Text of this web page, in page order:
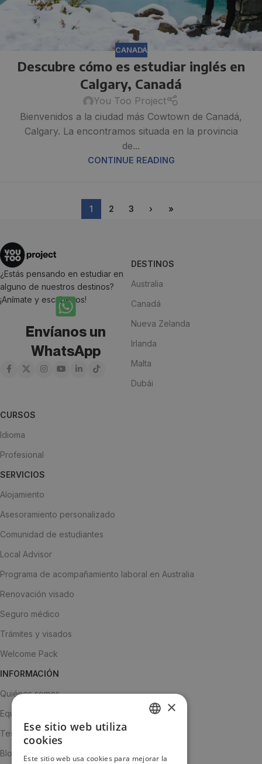
CANADÁ
Descubre cómo es estudiar inglés en
Calgary, Canadá
You Too Project
Bienvenidos a la ciudad más Cowtown de Canadá,
Calgary. La encontramos situada en la provincia
de...
CONTINUE READING
1 2 3 › »
¿Estás pensando en estudiar en
alguno de nuestros destinos?
¡Anímate y escríbenos!
Envíanos un
WhatsApp
DESTINOS
Australia
Canadá
Nueva Zelanda
Irlanda
Malta
Dubái
CURSOS
Idioma
Profesional
SERVICIOS
Alojamiento
Asesoramiento personalizado
Comunidad de estudiantes
Local Advisor
Programa de acompañamiento laboral en Australia
Renovación visado
Seguro médico
Trámites y visados
Welcome Pack
INFORMACIÓN
Quiénes somos
Equipo
Testimonios
Blog
×
Ese sitio web utiliza
cookies
Este sitio web usa cookies para mejorar la